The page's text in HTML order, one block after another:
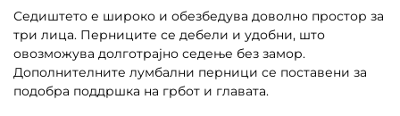
Седиштето е широко и обезбедува доволно простор за
три лица. Перниците се дебели и удобни, што
овозможува долготрајно седење без замор.
Дополнителните лумбални перници се поставени за
подобра поддршка на грбот и главата.